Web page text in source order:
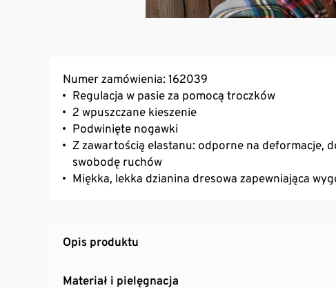
Numer zamówienia: 162039
Regulacja w pasie za pomocą troczków
2 wpuszczane kieszenie
Podwinięte nogawki
Z zawartością elastanu: odporne na deformacje,
swobodę ruchów
Miękka, lekka dzianina dresowa zapewniająca
Opis produktu
Materiał i pielęgnacja